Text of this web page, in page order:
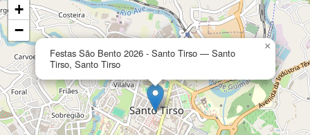
Festas São Bento 2026 - Santo Tirso — Santo
Tirso, Santo Tirso
×
+
−